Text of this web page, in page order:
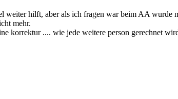
hilft, aber als ich fragen war beim AA wurde
mehr.
korrektur .... wie jede weitere person gerechnet